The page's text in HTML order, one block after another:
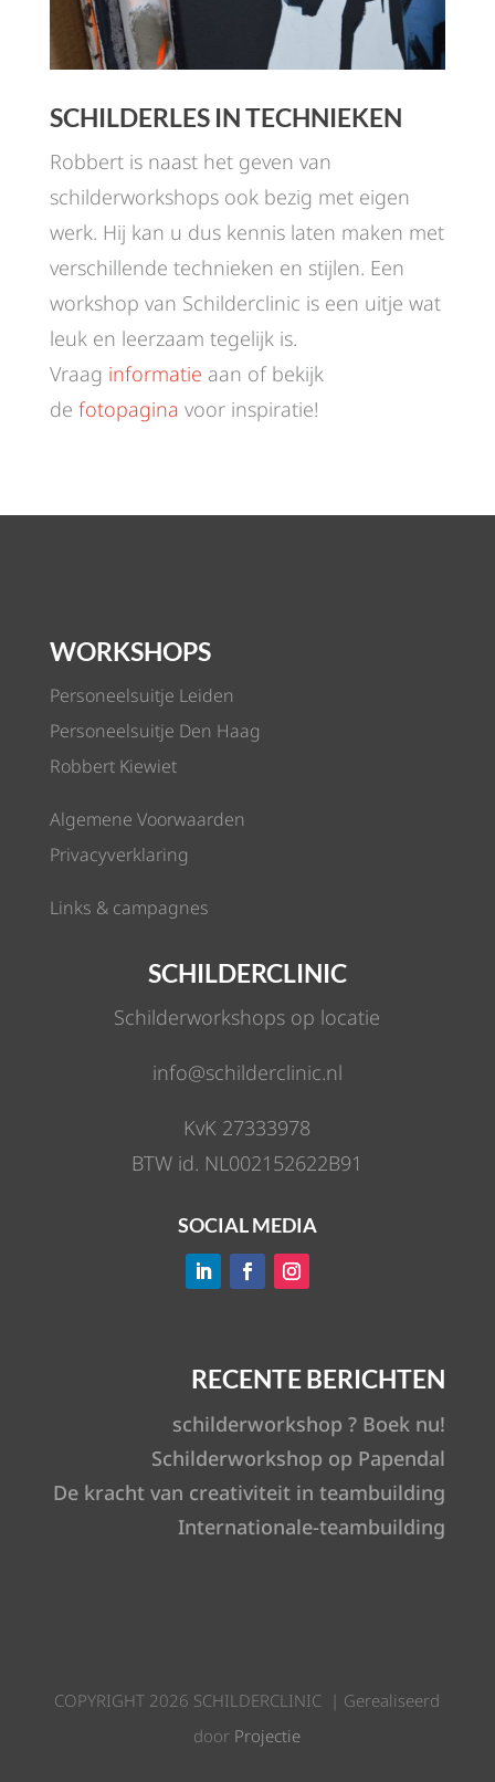
SCHILDERLES IN TECHNIEKEN
Robbert is naast het geven van
schilderworkshops ook bezig met eigen
werk. Hij kan u dus kennis laten maken met
verschillende technieken en stijlen. Een
workshop van Schilderclinic is een uitje wat
leuk en leerzaam tegelijk is.
Vraag informatie aan of bekijk
de fotopagina voor inspiratie!
WORKSHOPS
Personeelsuitje Leiden
Personeelsuitje Den Haag
Robbert Kiewiet
Algemene Voorwaarden
Privacyverklaring
Links & campagnes
SCHILDERCLINIC
Schilderworkshops op locatie
info@schilderclinic.nl
KvK 27333978
BTW id. NL002152622B91
SOCIAL MEDIA
RECENTE BERICHTEN
schilderworkshop ? Boek nu!
Schilderworkshop op Papendal
De kracht van creativiteit in teambuilding
Internationale-teambuilding
COPYRIGHT 2026 SCHILDERCLINIC | Gerealiseerd
door Projectie